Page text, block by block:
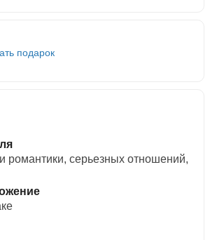
подарок
романтики, cерьезных отношений,